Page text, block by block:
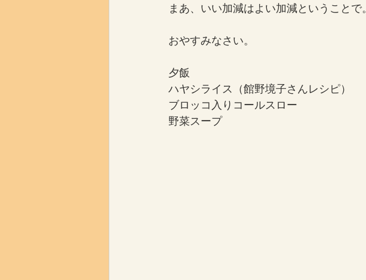
まあ、いい加減はよい加減ということで。
おやすみなさい。
夕飯
ハヤシライス（館野境子さんレシピ）
ブロッコ入りコールスロー
野菜スープ